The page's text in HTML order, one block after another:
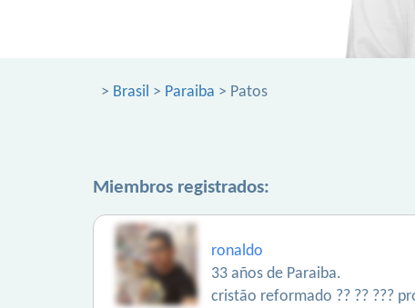
> Brasil > Paraiba > Patos
Miembros registrados:
ronaldo
33 años de Paraiba.
cristão reformado ?? ?? ???